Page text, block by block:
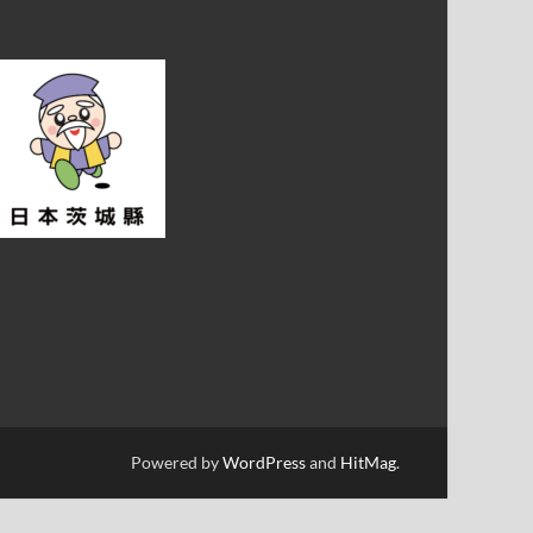
Powered byWordPressand HitMag.